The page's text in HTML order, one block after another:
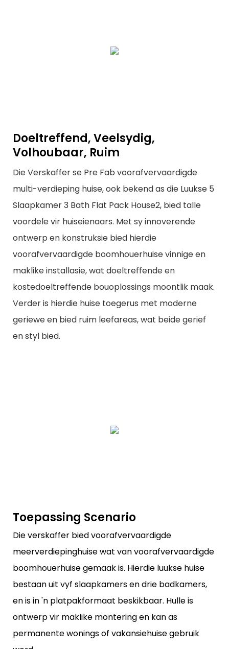
Doeltreffend, Veelsydig,
Volhoubaar, Ruim
Die Verskaffer se Pre Fab voorafvervaardigde
multi-verdieping huise, ook bekend as die Luukse 5
Slaapkamer 3 Bath Flat Pack House2, bied talle
voordele vir huiseienaars. Met sy innoverende
ontwerp en konstruksie bied hierdie
voorafvervaardigde boomhouerhuise vinnige en
maklike installasie, wat doeltreffende en
kostedoeltreffende bouoplossings moontlik maak.
Verder is hierdie huise toegerus met moderne
geriewe en bied ruim leefareas, wat beide gerief
en styl bied.
Toepassing Scenario
Die verskaffer bied voorafvervaardigde
meerverdiepinghuise wat van voorafvervaardigde
boomhouerhuise gemaak is. Hierdie luukse huise
bestaan ​​uit vyf slaapkamers en drie badkamers,
en is in 'n platpakformaat beskikbaar. Hulle is
ontwerp vir maklike montering en kan as
permanente wonings of vakansiehuise gebruik